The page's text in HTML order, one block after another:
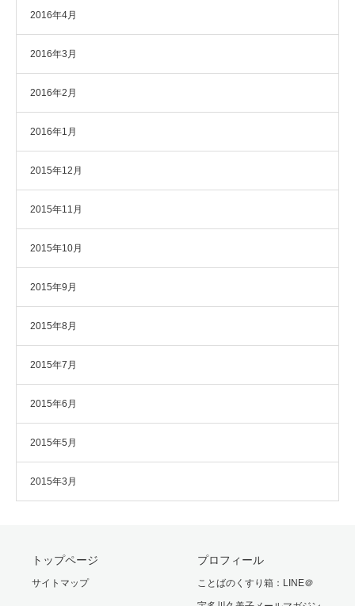
2016年4月
2016年3月
2016年2月
2016年1月
2015年12月
2015年11月
2015年10月
2015年9月
2015年8月
2015年7月
2015年6月
2015年5月
2015年3月
トップページ
サイトマップ
プロフィール
ことばのくすり箱：LINE＠